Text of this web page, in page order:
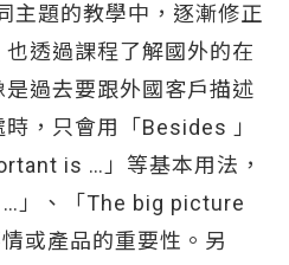
主題的教學中，逐漸修正
透過課程了解國外的在
過去要跟外國客戶描述
，只會用「Besides 」
is …」等基本用法，
」、「The big picture
或產品的重要性。另